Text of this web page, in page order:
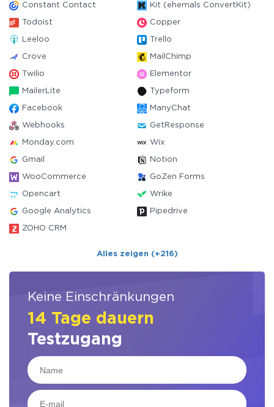
Constant Contact Kit (ehemals ConvertKit)
Todoist Copper
Leeloo Trello
Crove MailChimp
Twilio Elementor
MailerLite Typeform
Facebook ManyChat
Webhooks GetResponse
Monday.com Wix
Gmail Notion
WooCommerce GoZen Forms
Opencart Wrike
Google Analytics Pipedrive
ZOHO CRM
Alles zeigen (+216)
Keine Einschränkungen
14 Tage dauern
Testzugang